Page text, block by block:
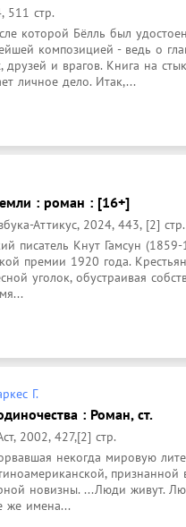
511 стр.
которой Бёлль был
композицией - ведь о
друзей и врагов. Книга на
личное дело. Итак,...
: роман : [16+]
Аттикус, 2024, 443, [2] стр.
писатель Кнут Гамсун
премии 1920 года.
уголок, обустраивая
Г.
: Роман, ст.
2002, 427,[2] стр.
некогда мировую
новизны. ...Люди живут.
же имена...